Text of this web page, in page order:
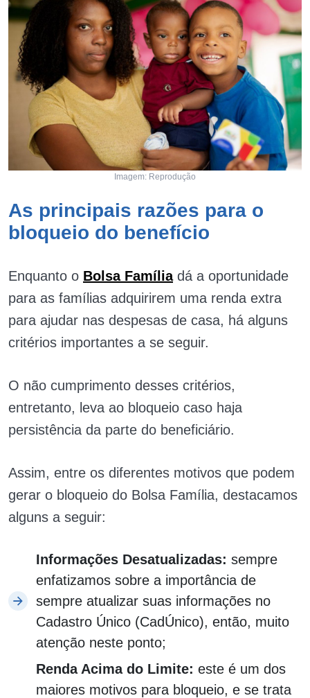
Imagem: Reprodução
As principais razões para o
bloqueio do benefício
Enquanto o Bolsa Famíliadá a oportunidade
para as famílias adquirirem uma renda extra
para ajudar nas despesas de casa, há alguns
critérios importantes a se seguir.
O não cumprimento desses critérios,
entretanto, leva ao bloqueio caso haja
persistência da parte do beneficiário.
Assim, entre os diferentes motivos que podem
gerar o bloqueio do Bolsa Família, destacamos
alguns a seguir:
Informações Desatualizadas: sempre
enfatizamos sobre a importância de
sempre atualizar suas informações no
Cadastro Único (CadÚnico), então, muito
atenção neste ponto;
Renda Acima do Limite: este é um dos
maiores motivos para bloqueio, e se trata